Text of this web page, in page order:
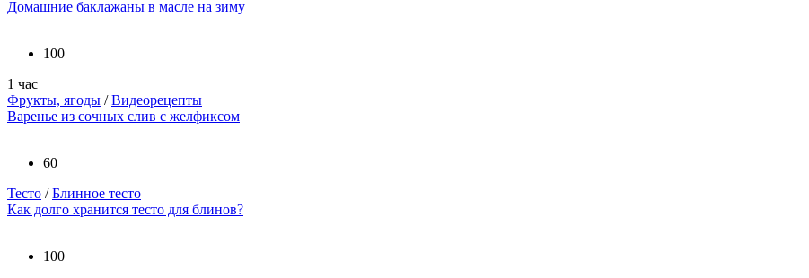
Домашние баклажаны в масле на зиму
100
1 час
Фрукты, ягоды /Видеорецепты
Варенье из сочных слив с желфиксом
60
Тесто /Блинное тесто
Как долго хранится тесто для блинов?
100